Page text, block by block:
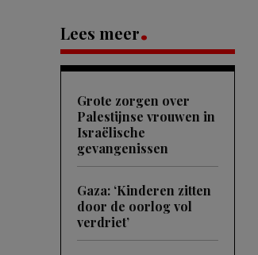
Lees meer
Grote zorgen over
Palestijnse vrouwen in
Israëlische
gevangenissen
Gaza: ‘Kinderen zitten
door de oorlog vol
verdriet’